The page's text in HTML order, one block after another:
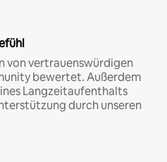
von vertrauenswürdigen
bewertet. Außerdem
Langzeitaufenthalts
durch unseren